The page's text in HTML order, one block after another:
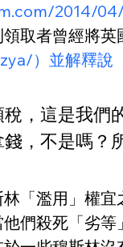
2014/
取者曾經將英
）並解釋
，這是我
，不是嗎
「濫用」權
們殺死「劣